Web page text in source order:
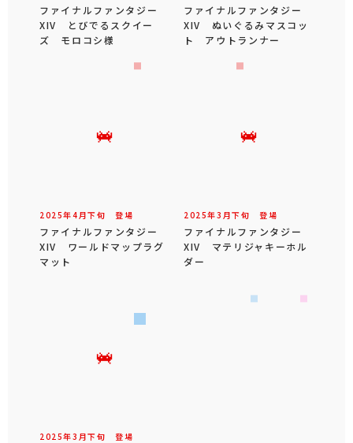
ファイナルファンタジー
XIV とびでるスクイー
ズ モロコシ様
ファイナルファンタジー
XIV ぬいぐるみマスコッ
ト アウトランナー
2025年4 月下旬 登場
ファイナルファンタジー
XIV ワールドマップラグ
マット
2025年3 月下旬 登場
ファイナルファンタジー
XIV マテリジャキーホル
ダー
2025年3 月下旬 登場